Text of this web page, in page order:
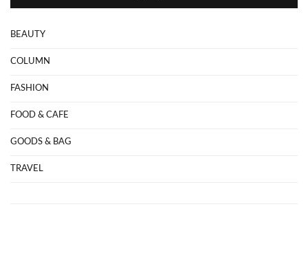
BEAUTY
COLUMN
FASHION
FOOD & CAFE
GOODS & BAG
TRAVEL